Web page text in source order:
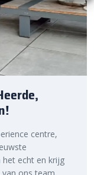
centre,
echt en krijg
ons team.